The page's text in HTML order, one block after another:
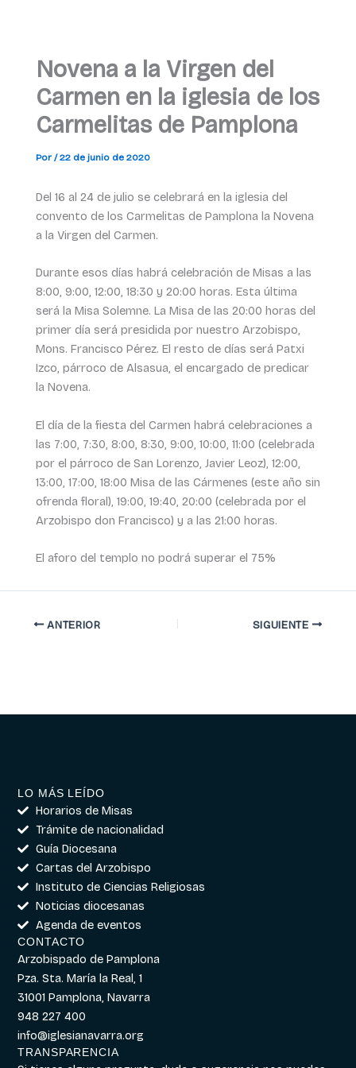
Novena a la Virgen del
Carmen en la iglesia de los
Carmelitas de Pamplona
Por /22 de junio de 2020
Del 16 al 24 de julio se celebrará en la iglesia del
convento de los Carmelitas de Pamplona la Novena
a la Virgen del Carmen.
Durante esos días habrá celebración de Misas a las
8:00, 9:00, 12:00, 18:30 y 20:00 horas. Esta última
será la Misa Solemne. La Misa de las 20:00 horas del
primer día será presidida por nuestro Arzobispo,
Mons. Francisco Pérez. El resto de días será Patxi
Izco, párroco de Alsasua, el encargado de predicar
la Novena.
El día de la fiesta del Carmen habrá celebraciones a
las 7:00, 7:30, 8:00, 8:30, 9:00, 10:00, 11:00 (celebrada
por el párroco de San Lorenzo, Javier Leoz), 12:00,
13:00, 17:00, 18:00 Misa de las Cármenes (este año sin
ofrenda floral), 19:00, 19:40, 20:00 (celebrada por el
Arzobispo don Francisco) y a las 21:00 horas.
El aforo del templo no podrá superar el 75%
ANTERIOR SIGUIENTE
LO MÁS LEÍDO
Horarios de Misas
Trámite de nacionalidad
Guía Diocesana
Cartas del Arzobispo
Instituto de Ciencias Religiosas
Noticias diocesanas
Agenda de eventos
CONTACTO
Arzobispado de Pamplona
Pza. Sta. María la Real, 1
31001 Pamplona, Navarra
948 227 400
info@iglesianavarra.org
TRANSPARENCIA